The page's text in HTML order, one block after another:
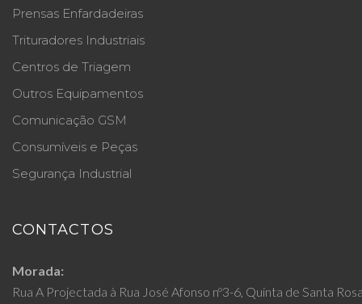
Prensas Enfardadeiras
Trituradores Industriais
Centros de Triagem
Outros Equipamentos
Comunicação GSM
Consumíveis e Peças
Segurança Industrial
CONTACTOS
Morada:
Rua A Projectada à Rua José Afonso nº3-6, Quinta de Santa